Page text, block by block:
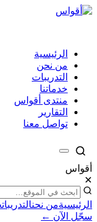
الرئيسية
من نحن
التدريبات
خدماتنا
منتدى أقواس
التقارير
تواصل معنا
أقواس
✕
الرئيسيةمن نحنالتدريبات
سجّل الآن ←